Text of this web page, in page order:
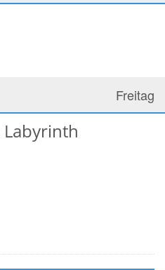
Freitag
Labyrinth